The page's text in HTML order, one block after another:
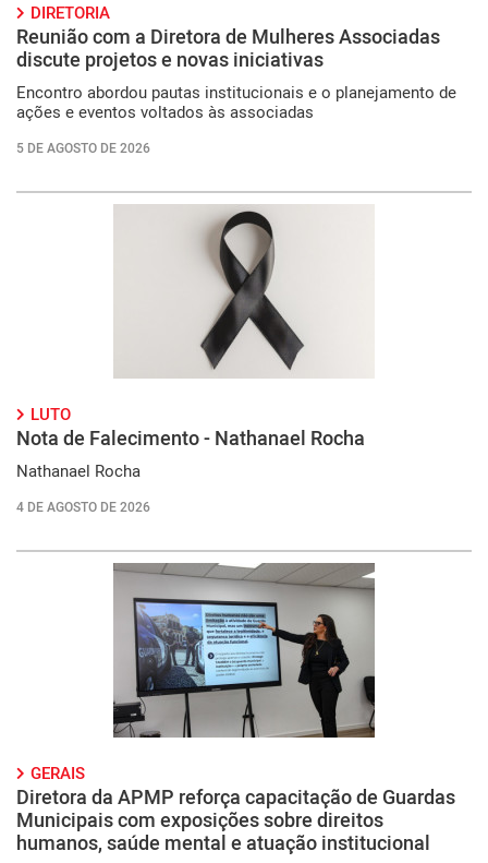
DIRETORIA
Reunião com a Diretora de Mulheres Associadas
discute projetos e novas iniciativas
Encontro abordou pautas institucionais e o planejamento de
ações e eventos voltados às associadas
5 DE AGOSTO DE 2026
LUTO
Nota de Falecimento - Nathanael Rocha
Nathanael Rocha
4 DE AGOSTO DE 2026
GERAIS
Diretora da APMP reforça capacitação de Guardas
Municipais com exposições sobre direitos
humanos, saúde mental e atuação institucional